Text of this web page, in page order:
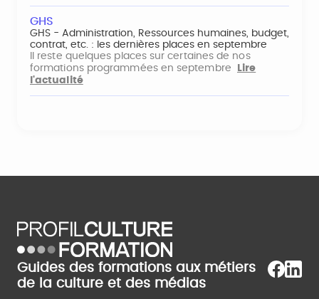
GHS
GHS - Administration, Ressources humaines, budget,
contrat, etc. : les dernières places en septembre
Il reste quelques places sur certaines de nos
formations programmées en septembre
Lire
l'actualité
Guides des formations aux métiers
de la culture et des médias